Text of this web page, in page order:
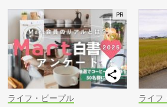
ライフ・ピープル ライフ